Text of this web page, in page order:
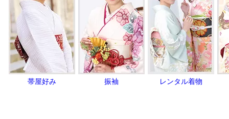
帯屋好み 振袖 レンタル着物